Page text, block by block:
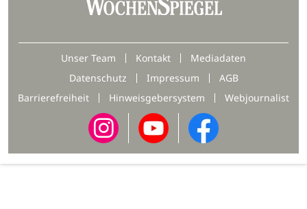
Unser Team Kontakt
Mediadaten
Datenschutz
Impressum
AGB
Barrierefreiheit
Hinweisgebersystem Webjournalist